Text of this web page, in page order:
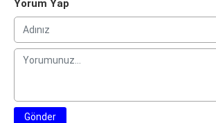
Yorum Yap
Gönder